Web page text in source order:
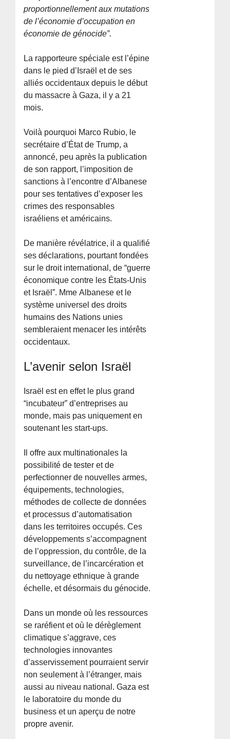
proportionnellement aux mutations
de l’économie d’occupation en
économie de génocide”.
La rapporteure spéciale est l’épine
dans le pied d’Israël et de ses
alliés occidentaux depuis le début
du massacre à Gaza, il y a 21
mois.
Voilà pourquoi Marco Rubio, le
secrétaire d’État de Trump, a
annoncé, peu après la publication
de son rapport, l’imposition de
sanctions à l’encontre d’Albanese
pour ses tentatives d’exposer les
crimes des responsables
israéliens et américains.
De manière révélatrice, il a qualifié
ses déclarations, pourtant fondées
sur le droit international, de “guerre
économique contre les États-Unis
et Israël”. Mme Albanese et le
système universel des droits
humains des Nations unies
sembleraient menacer les intérêts
occidentaux.
L’avenir selon Israël
Israël est en effet le plus grand
“incubateur” d’entreprises au
monde, mais pas uniquement en
soutenant les start-ups.
Il offre aux multinationales la
possibilité de tester et de
perfectionner de nouvelles armes,
équipements, technologies,
méthodes de collecte de données
et processus d’automatisation
dans les territoires occupés. Ces
développements s’accompagnent
de l’oppression, du contrôle, de la
surveillance, de l’incarcération et
du nettoyage ethnique à grande
échelle, et désormais du génocide.
Dans un monde où les ressources
se raréfient et où le dérèglement
climatique s’aggrave, ces
technologies innovantes
d’asservissement pourraient servir
non seulement à l’étranger, mais
aussi au niveau national. Gaza est
le laboratoire du monde du
business et un aperçu de notre
propre avenir.